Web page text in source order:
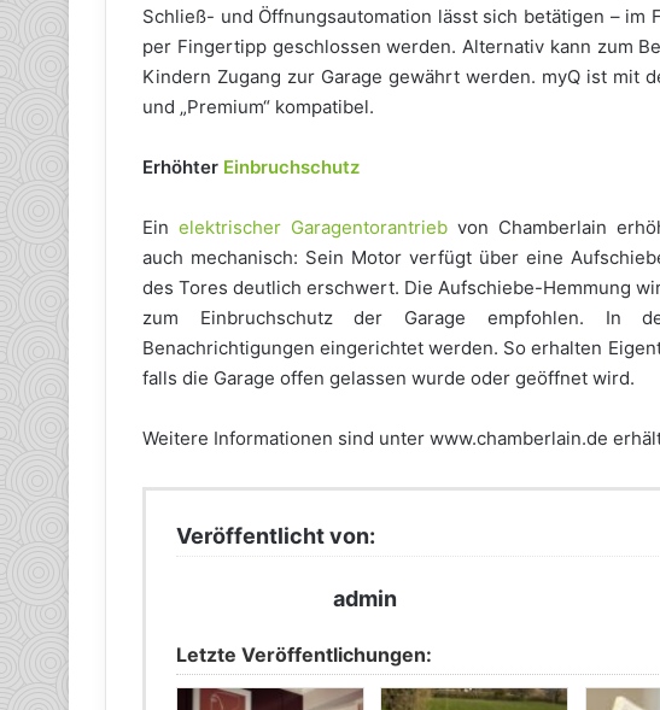
Schließ- und Öffnungsautomation lässt sich betätigen – im
per Fingertipp geschlossen werden. Alternativ kann zum
Kindern Zugang zur Garage gewährt werden. myQ ist mit
und „Premium“ kompatibel.
Erhöhter Einbruchschutz
Ein elektrischer Garagentorantrieb von Chamberlain
auch mechanisch: Sein Motor verfügt über eine
des Tores deutlich erschwert. Die Aufschiebe-Hemmung
zum Einbruchschutz der Garage empfohlen. In
Benachrichtigungen eingerichtet werden. So erhalten
falls die Garage offen gelassen wurde oder geöffnet wird.
Weitere Informationen sind unter www.chamberlain.de
Veröffentlicht von:
admin
Letzte Veröffentlichungen: